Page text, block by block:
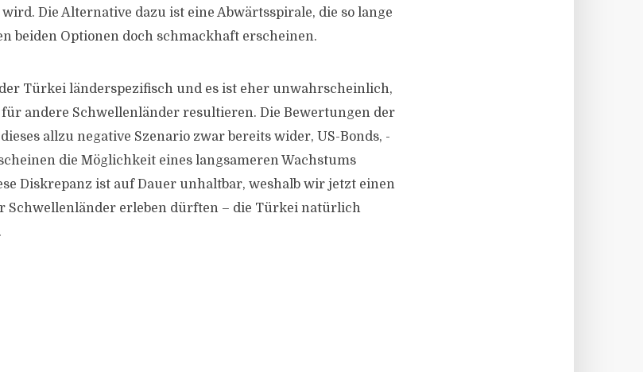
Die Alternative dazu ist eine Abwärtsspirale, die so lange
beiden Optionen doch schmackhaft erscheinen.
Türkei länderspezifisch und es ist eher unwahrscheinlich,
für andere Schwellenländer resultieren. Die Bewertungen der
allzu negative Szenario zwar bereits wider, US-Bonds, -
die Möglichkeit eines langsameren Wachstums
Diskrepanz ist auf Dauer unhaltbar, weshalb wir jetzt einen
Schwellenländer erleben dürften – die Türkei natürlich